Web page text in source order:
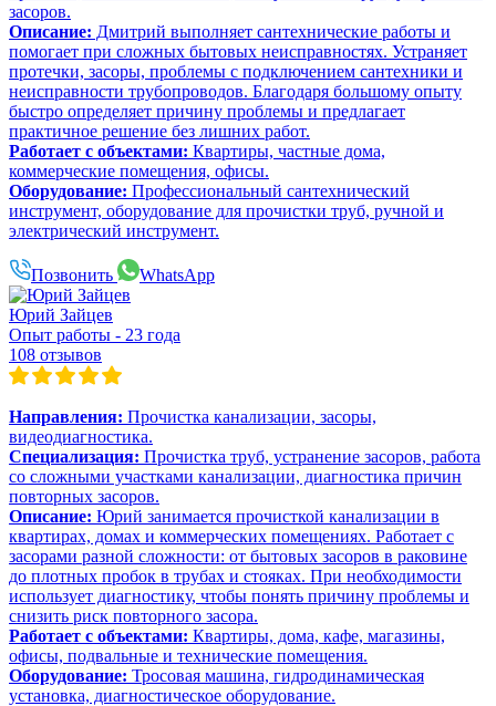
засоров.
Описание: Дмитрий выполняет сантехнические работы и
помогает при сложных бытовых неисправностях. Устраняет
протечки, засоры, проблемы с подключением сантехники и
неисправности трубопроводов. Благодаря большому опыту
быстро определяет причину проблемы и предлагает
практичное решение без лишних работ.
Работает с объектами: Квартиры, частные дома,
коммерческие помещения, офисы.
Оборудование: Профессиональный сантехнический
инструмент, оборудование для прочистки труб, ручной и
электрический инструмент.
Позвонить WhatsApp
Юрий Зайцев
Опыт работы - 23 года
108 отзывов
Направления: Прочистка канализации, засоры,
видеодиагностика.
Специализация: Прочистка труб, устранение засоров, работа
со сложными участками канализации, диагностика причин
повторных засоров.
Описание: Юрий занимается прочисткой канализации в
квартирах, домах и коммерческих помещениях. Работает с
засорами разной сложности: от бытовых засоров в раковине
до плотных пробок в трубах и стояках. При необходимости
использует диагностику, чтобы понять причину проблемы и
снизить риск повторного засора.
Работает с объектами: Квартиры, дома, кафе, магазины,
офисы, подвальные и технические помещения.
Оборудование: Тросовая машина, гидродинамическая
установка, диагностическое оборудование.